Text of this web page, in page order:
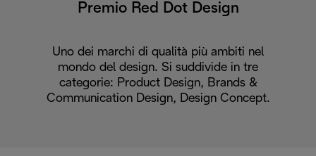
Premio Red Dot Design
Uno dei marchi di qualità più ambiti nel
mondo del design. Si suddivide in tre
categorie: Product Design, Brands &
Communication Design, Design Concept.